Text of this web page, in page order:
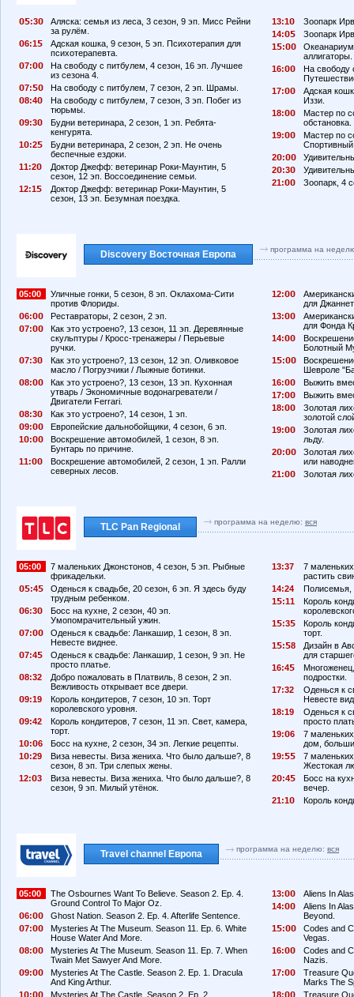
:3
Аляска: семья из леса, 3 сезон, 9 эп. Мисс Рейни
за рулём.
6:1
Адская кошка, 9 сезон, 5 эп. Психотерапия для
психотерапевта.
7:
На свободу с питбулем, 4 сезон, 16 эп. Лучшее
из сезона 4.
7:
На свободу с питбулем, 7 сезон, 2 эп. Шрамы.
8:4
На свободу с питбулем, 7 сезон, 3 эп. Побег из
тюрьмы.
9:3
Будни ветеринара, 2 сезон, 1 эп. Ребята-
кенгурята.
1
:2
Будни ветеринара, 2 сезон, 2 эп. Не очень
беспечные ездоки.
11:2
Доктор Джефф: ветеринар Роки-Маунтин, 5
сезон, 12 эп. Воссоединение семьи.
12:1
Доктор Джефф: ветеринар Роки-Маунтин, 5
сезон, 13 эп. Безумная поездка.
13:1
Зоопарк
14:
Зоопарк
1
:
аллигаторы.
16:
На свободу
17:
Адская
Иззи.
18:
Мастер по
обстановка.
19:
Мастер по
2
:
2
:3
21:
Зоопарк, 4
Discovery Восточная Европа программа на
05:00
Уличные гонки, 5 сезон, 8 эп. Оклахома-Сити
против Флориды.
6:
Реставраторы, 2 сезон, 2 эп.
7:
Как это устроено?, 13 сезон, 11 эп. Деревянные
скульптуры / Кросс-тренажеры / Перьевые
ручки.
7:3
Как это устроено?, 13 сезон, 12 эп. Оливковое
масло / Погрузчики / Лыжные ботинки.
8:
Как это устроено?, 13 сезон, 13 эп. Кухонная
утварь / Экономичные водонагреватели /
Двигатели Ferrari.
8:3
Как это устроено?, 14 сезон, 1 эп.
9:
Европейские дальнобойщики, 4 сезон, 6 эп.
1
:
Воскрешение автомобилей, 1 сезон, 8 эп.
Бунтарь по причине.
11:
Воскрешение автомобилей, 2 сезон, 1 эп. Ралли
северных лесов.
12:
для
13:
для Фонда
14:
Болотный
1
:
Шевроле
16:
Выжить
17:
Выжить
18:
Золотая
золотой
19:
Золотая
льду.
2
:
Золотая
или
21:
Золотая
TLC Pan Regional программа на неделю: вся
05:00
7 маленьких Джонстонов, 4 сезон, 5 эп. Рыбные
фрикадельки.
:4
Оденься к свадьбе, 20 сезон, 6 эп. Я здесь буду
трудным ребенком.
6:3
Босс на кухне, 2 сезон, 40 эп.
Умопомрачительный ужин.
7:
Оденься к свадьбе: Ланкашир, 1 сезон, 8 эп.
Невесте виднее.
7:4
Оденься к свадьбе: Ланкашир, 1 сезон, 9 эп. Не
просто платье.
8:32
Добро пожаловать в Платвиль, 8 сезон, 2 эп.
Вежливость открывает все двери.
9:19
Король кондитеров, 7 сезон, 10 эп. Торт
королевского уровня.
9:42
Король кондитеров, 7 сезон, 11 эп. Свет, камера,
торт.
1
: 6
Босс на кухне, 2 сезон, 34 эп. Легкие рецепты.
1
:29
Виза невесты. Виза жениха. Что было дальше?, 8
сезон, 8 эп. Три слепых жены.
12:
3
Виза невесты. Виза жениха. Что было дальше?, 8
сезон, 9 эп. Милый утёнок.
13:37
7
растить
14:24
Полисемья,
1
:11
Король
1
:3
Король
торт.
1
: 8
Дизайн в
для
16:4
подростки.
17:32
Оденься к
Невесте
18:19
Оденься к
просто
19:
6
7
дом,
19:
7
Жестокая
2
:4
Босс на
вечер.
21:1
Король
Travel channel Европа программа на неделю: вся
05:00
The Osbournes Want To Believe. Season 2. Ep. 4.
Ground Control To Major Oz.
6:
Ghost Nation. Season 2. Ep. 4. Afterlife Sentence.
7:
Mysteries At The Museum. Season 11. Ep. 6. White
House Water And More.
8:
Mysteries At The Museum. Season 11. Ep. 7. When
Twain Met Sawyer And More.
9:
Mysteries At The Castle. Season 2. Ep. 1. Dracula
And King Arthur.
1
: Mysteries At The Castle. Season 2. Ep. 2.
13:
Aliens In
14:
Aliens In
Beyond.
1
:
Codes and
Vegas.
16:
Codes and
Nazis.
17:
Treasure
Marks The
18:
Treasure